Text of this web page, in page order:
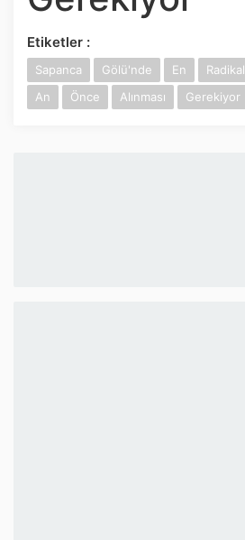
Etiketler :
Sapanca Gölü'nde En Radikal
An
Önce Alınması Gerekiyor